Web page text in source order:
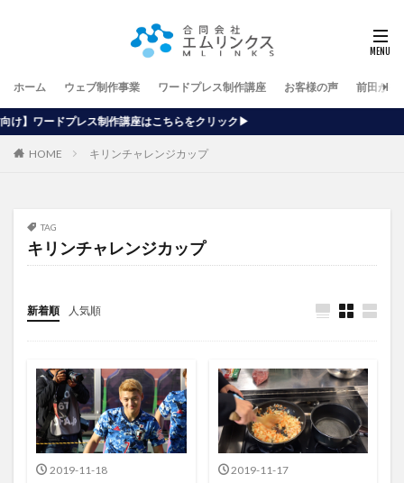
ホーム ウェブ制作事業 ワードプレス制作講座 お客様の声 前田が行
講座はこちらをクリック▶
HOME キリンチャレンジカップ
TAG
キリンチャレンジカップ
新着順 人気順
2019-11-18 2019-11-17